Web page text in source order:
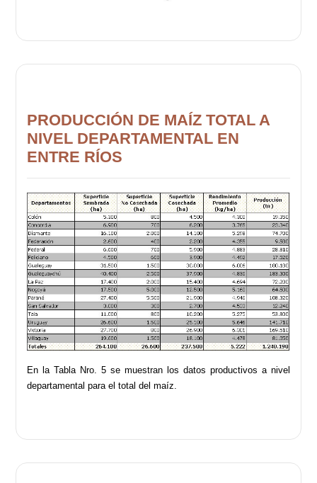
PRODUCCIÓN DE MAÍZ TOTAL A
NIVEL DEPARTAMENTAL EN
ENTRE RÍOS
En la Tabla Nro. 5 se muestran los datos productivos a nivel
departamental para el total del maíz.